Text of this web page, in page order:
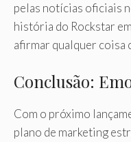
pelas notícias oficiais
história do Rockstar
afirmar qualquer coisa
Conclusão:
Com o próximo
plano de marketing